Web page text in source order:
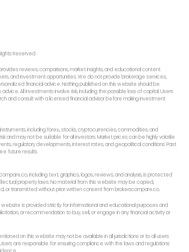
Reserved
reviews, comparisons, market insights, and educational content
and investment opportunities. We do not provide brokerage services,
financial advice. Nothing published on this website should be
All investments involve risk, including the possible loss of capital. Users
and consult with a licensed financial advisor before making investment
including forex,, stocks, cryptocurrencies, commodities, and
and may not be suitable for all investors. Market prices can be highly volatile
regulatory developments, interest rates, and geopolitical conditions. Past
future results.
including text, graphics, logos, reviews, and analysis, is protected
property laws. No material from this website may be copied,
or transmitted without prior written consent from brokerscompare.co.
website is provided strictly for informational and educational purposes and
or recommendation to buy, sell, or engage in any financial activity or
on this website may not be available in all jurisdictions or to all users
are responsible for ensuring compliance with the laws and regulations